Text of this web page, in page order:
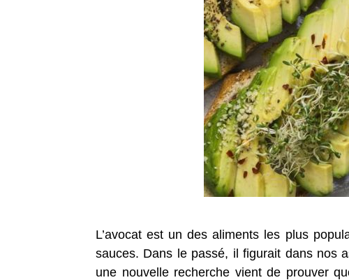
L’avocat est un des aliments les plus
sauces. Dans le passé, il figurait dans nos
une nouvelle recherche vient de prouver